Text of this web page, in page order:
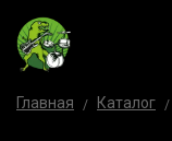
Главная Каталог